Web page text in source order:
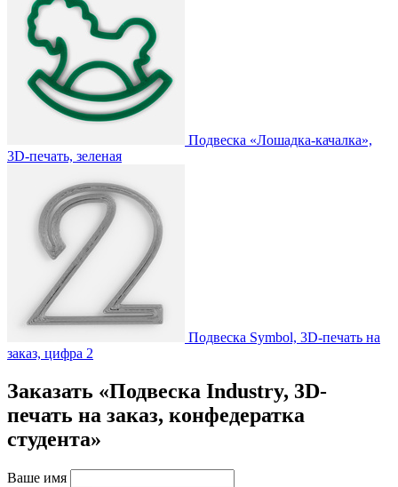
Подвеска «Лошадка-качалка»,
3D-печать, зеленая
Подвеска Symbol, 3D-печать на
заказ, цифра 2
Заказать «Подвеска Industry, 3D-
печать на заказ, конфедератка
студента»
Ваше имя